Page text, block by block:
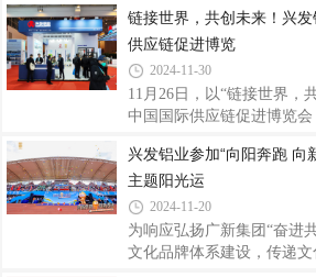
第27位，排名较去年上升
业在制造业领域的卓越实力
解，“广东省制造业500强”
发展改革委、省商务厅指
院、省制造业协会、省发
主要依据进行测序，并由
自2013年启动评选以来，已
布
链接世界，共创未来！兴
供应链促进博览
2024-11-30
11月26日，以“链接世界，
中国国际供应链促进博览
材制造商之一，也是国家
省战略性产业集群重点产业
实业，立足主业，打造绿色
链，本次携带多款高品质
决方案集中展示兴发铝业智
兴发铝业参加“向阳奔跑 向
主题阳光运
2024-11-20
为响应弘扬广新集团“奋进
文化品牌体系建设，传递文